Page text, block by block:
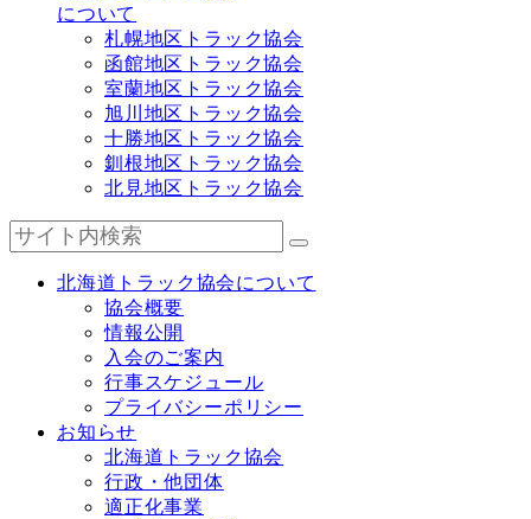
について
札幌地区トラック協会
函館地区トラック協会
室蘭地区トラック協会
旭川地区トラック協会
十勝地区トラック協会
釧根地区トラック協会
北見地区トラック協会
北海道トラック協会について
協会概要
情報公開
入会のご案内
行事スケジュール
プライバシーポリシー
お知らせ
北海道トラック協会
行政・他団体
適正化事業